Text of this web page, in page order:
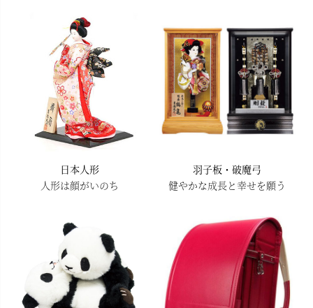
日本人形
人形は顔がいのち
羽子板・破魔弓
健やかな成長と幸せを願う